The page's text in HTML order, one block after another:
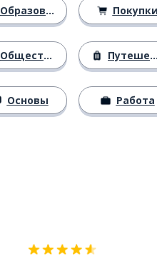
Образование
Общество
Основы
Путешествия
Работа